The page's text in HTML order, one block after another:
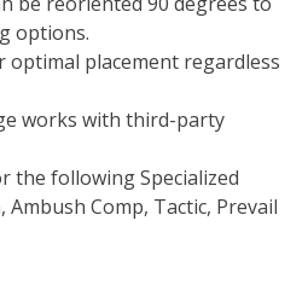
options.
placement regardless
works with third-party
the following Specialized
Ambush Comp, Tactic, Prevail